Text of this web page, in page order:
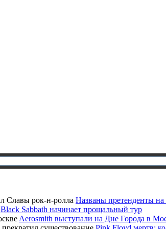
Названы претенденты
Black Sabbath начинает прощальный тур
Aerosmith выступали на Дне Города в